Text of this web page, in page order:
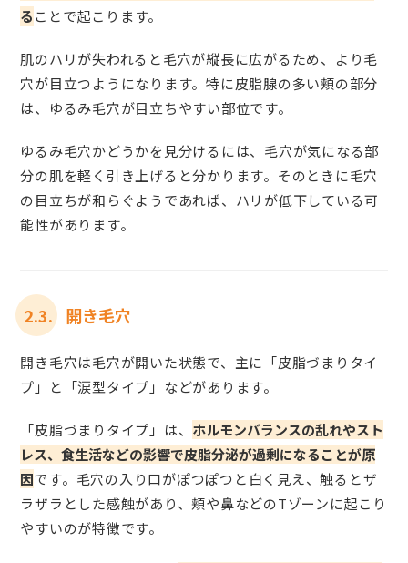
ることで起こります。
肌のハリが失われると毛穴が縦長に広がるため、より毛
穴が目立つようになります。特に皮脂腺の多い頬の部分
は、ゆるみ毛穴が目立ちやすい部位です。
ゆるみ毛穴かどうかを見分けるには、毛穴が気になる部
分の肌を軽く引き上げると分かります。そのときに毛穴
の目立ちが和らぐようであれば、ハリが低下している可
能性があります。
2.3. 開き毛穴
開き毛穴は毛穴が開いた状態で、主に「皮脂づまりタイ
プ」と「涙型タイプ」などがあります。
「皮脂づまりタイプ」は、 ホルモンバランスの乱れやスト
レス、食生活などの影響で皮脂分泌が過剰になることが原
因です。毛穴の入り口がぽつぽつと白く見え、触るとザ
ラザラとした感触があり、頬や鼻などのTゾーンに起こり
やすいのが特徴です。